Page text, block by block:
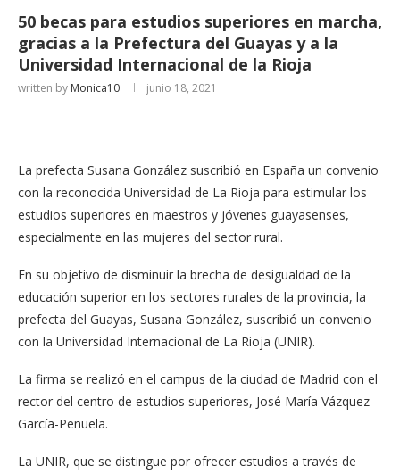
50 becas para estudios superiores en marcha,
gracias a la Prefectura del Guayas y a la
Universidad Internacional de la Rioja
written by Monica10 junio 18, 2021
La prefecta Susana González suscribió en España un convenio
con la reconocida Universidad de La Rioja para estimular los
estudios superiores en maestros y jóvenes guayasenses,
especialmente en las mujeres del sector rural.
En su objetivo de disminuir la brecha de desigualdad de la
educación superior en los sectores rurales de la provincia, la
prefecta del Guayas, Susana González, suscribió un convenio
con la Universidad Internacional de La Rioja (UNIR).
La firma se realizó en el campus de la ciudad de Madrid con el
rector del centro de estudios superiores, José María Vázquez
García-Peñuela.
La UNIR, que se distingue por ofrecer estudios a través de